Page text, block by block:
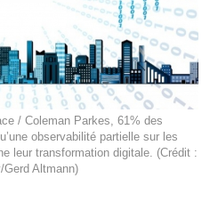
/ Coleman Parkes, 61% des
observabilité partielle sur les
leur transformation digitale. (Crédit :
Gerd Altmann)